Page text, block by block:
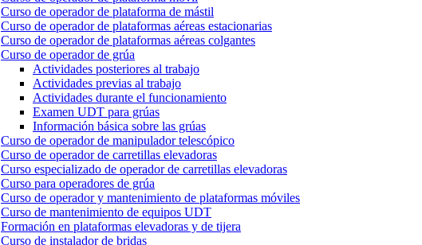
Curso de operador de plataforma de mástil
Curso de operador de plataformas aéreas estacionarias
Curso de operador de plataformas aéreas colgantes
Curso de operador de grúa
Actividades posteriores al trabajo
Actividades previas al trabajo
Actividades durante el funcionamiento
Examen UDT para grúas
Información básica sobre las grúas
Curso de operador de manipulador telescópico
Curso de operador de carretillas elevadoras
Curso especializado de operador de carretillas elevadoras
Curso para operadores de grúa
Curso de operador y mantenimiento de plataformas móviles
Curso de mantenimiento de equipos UDT
Formación en plataformas elevadoras y de tijera
Curso de instalador de bridas